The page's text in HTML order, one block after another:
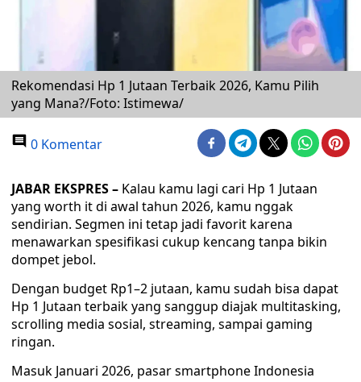
Rekomendasi Hp 1 Jutaan Terbaik 2026, Kamu Pilih
yang Mana?/Foto: Istimewa/
0 Komentar
JABAR EKSPRES – Kalau kamu lagi cari Hp 1 Jutaan
yang worth it di awal tahun 2026, kamu nggak
sendirian. Segmen ini tetap jadi favorit karena
menawarkan spesifikasi cukup kencang tanpa bikin
dompet jebol.
Dengan budget Rp1–2 jutaan, kamu sudah bisa dapat
Hp 1 Jutaan terbaik yang sanggup diajak multitasking,
scrolling media sosial, streaming, sampai gaming
ringan.
Masuk Januari 2026, pasar smartphone Indonesia